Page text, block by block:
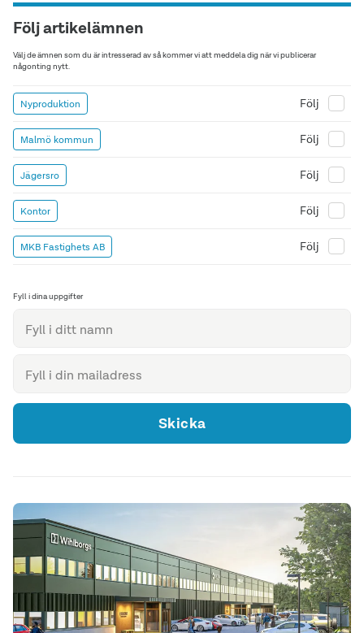
Följ artikelämnen
Välj de ämnen som du är intresserad av så kommer vi att meddela dig när vi publicerar
någonting nytt.
Nyproduktion Följ
Malmö kommun Följ
Jägersro Följ
Kontor Följ
MKB Fastighets AB Följ
Fyll i dina uppgifter
Skicka